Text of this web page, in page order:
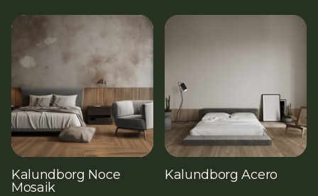
Kalundborg Noce
Mosaik
Kalundborg Acero